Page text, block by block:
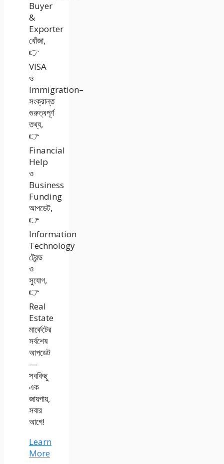
Buyer
&
Exporter
খোঁজা,
👉
VISA
ও
Immigration–
সংক্রান্ত
গুরুত্বপূর্ণ
তথ্য,
👉
Financial
Help
ও
Business
Funding
আপডেট,
👉
Information
Technology
ট্রেন্ড
ও
সুযোগ,
👉
Real
Estate
মার্কেটের
সর্বশেষ
আপডেট
—
সবকিছু
এক
জায়গায়,
সবার
আগে!
Learn
More